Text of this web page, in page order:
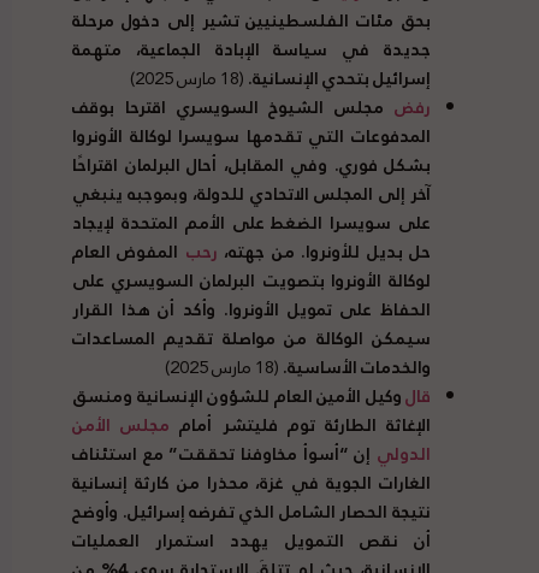
بحق مئات الفلسطينيين تشير إلى دخول مرحلة
جديدة في سياسة الإبادة الجماعية، متهمة
إسرائيل بتحدي الإنسانية.(18 مارس 2025)
رفض مجلس الشيوخ السويسري اقترحا بوقف
المدفوعات التي تقدمها سويسرا لوكالة الأونروا
بشكل فوري. وفي المقابل، أحال البرلمان اقتراحًا
آخر إلى المجلس الاتحادي للدولة، وبموجبه ينبغي
على سويسرا الضغط على الأمم المتحدة لإيجاد
حل بديل للأونروا. من جهته، رحب المفوض العام
لوكالة الأونروا بتصويت البرلمان السويسري على
الحفاظ على تمويل الأونروا. وأكد أن هذا القرار
سيمكن الوكالة من مواصلة تقديم المساعدات
والخدمات الأساسية.(18 مارس 2025)
قالوكيل الأمين العام للشؤون الإنسانية ومنسق
الإغاثة الطارئة توم فليتشر أمام مجلس الأمن
الدولي إن “أسوأ مخاوفنا تحققت” مع استئناف
الغارات الجوية في غزة، محذرا من كارثة إنسانية
نتيجة الحصار الشامل الذي تفرضه إسرائيل. وأوضح
أن نقص التمويل يهدد استمرار العمليات